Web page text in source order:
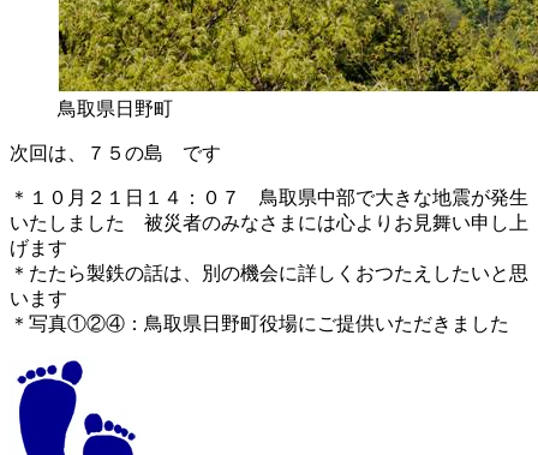
鳥取県日野町
次回は、７５の島 です
＊１０月２１日１４：０７ 鳥取県中部で大きな地震が発生
いたしました 被災者のみなさまには心よりお見舞い申し上
げます
＊たたら製鉄の話は、別の機会に詳しくおつたえしたいと思
います
＊写真①②④：鳥取県日野町役場にご提供いただきました